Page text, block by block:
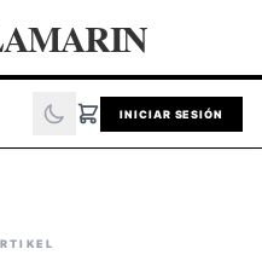
INICIAR SESIÓN